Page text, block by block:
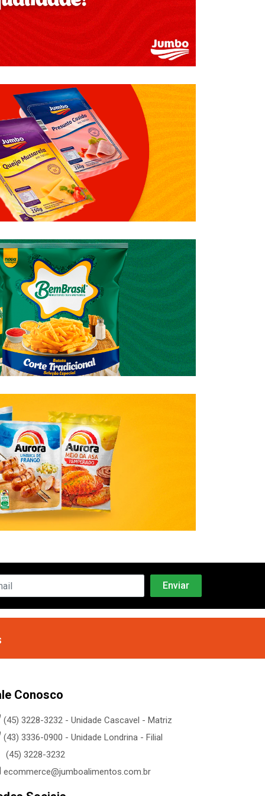
Conosco
(45) 3228-3232 - Unidade Cascavel - Matriz
(43) 3336-0900 - Unidade Londrina - Filial
(45) 3228-3232
ecommerce@jumboalimentos.com.br